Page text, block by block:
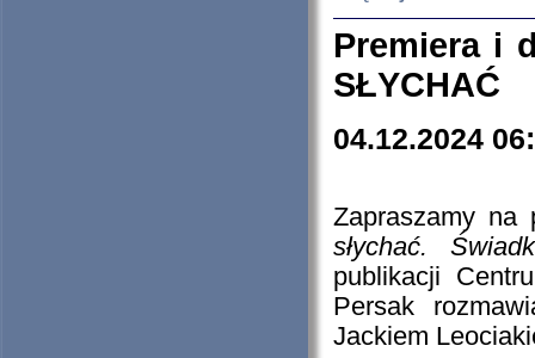
Premiera i
SŁYCHAĆ
04.12.2024
Zapraszamy
słychać.
publikacji
Persak
Jackiem